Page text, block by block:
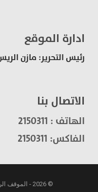
ادارة الموقع
رئيس التحرير: مازن الريس
الاتصال بنا
الهاتف : 2150311
الفاكس: 2150311
© 2026 - الموقف الرياضي. All Rights Reserved.